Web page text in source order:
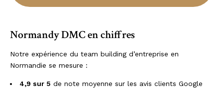
Normandy DMC en chiffres
Notre expérience du team building d’entreprise en
Normandie se mesure :
4,9 sur 5 de note moyenne sur les avis clients Google